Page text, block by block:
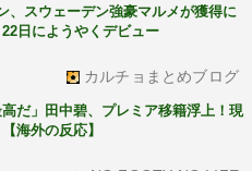
、スウェーデン強豪マルメが獲得に
日にようやくデビュー
カルチョまとめブログ
だ」田中碧、プレミア移籍浮上！現
海外の反応】